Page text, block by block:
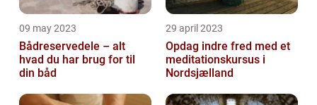
09 may 2023
Bådreservedele – alt
hvad du har brug for til
din båd
29 april 2023
Opdag indre fred med et
meditationskursus i
Nordsjælland